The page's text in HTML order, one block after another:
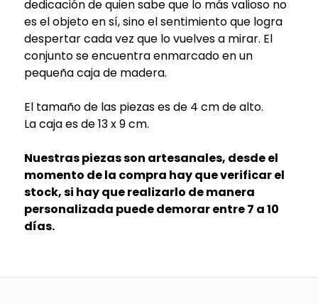
dedicación de quien sabe que lo más valioso no
es el objeto en sí, sino el sentimiento que logra
despertar cada vez que lo vuelves a mirar. El
conjunto se encuentra enmarcado en un
pequeña caja de madera.
El tamaño de las piezas es de 4 cm de alto.
La caja es de 13 x 9 cm.
Nuestras piezas son artesanales, desde el
momento de la compra hay que verificar el
stock, si hay que realizarlo de manera
personalizada puede demorar entre 7 a 10
días.